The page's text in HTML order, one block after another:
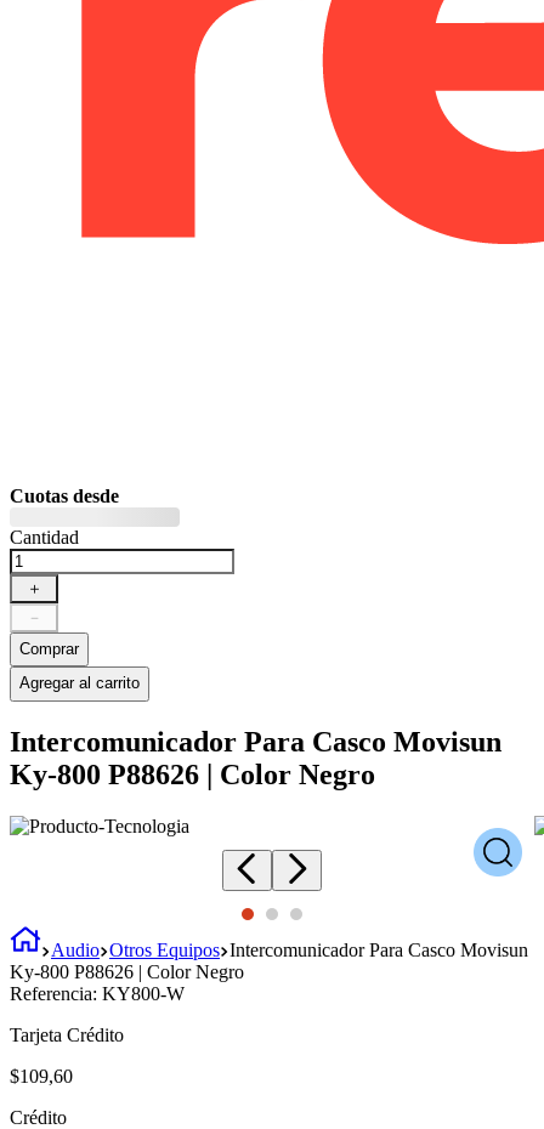
Cuotas desde
Cantidad
＋
－
Comprar
Agregar al carrito
Intercomunicador Para Casco Movisun
Ky-800 P88626 | Color Negro
Audio Otros Equipos Intercomunicador Para Casco Movisun
Ky-800 P88626 | Color Negro
Referencia: KY800-W
Tarjeta Crédito
$109,60
Crédito